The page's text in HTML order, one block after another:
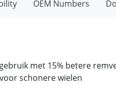
OEM Numbers
met 15% betere
schonere wielen